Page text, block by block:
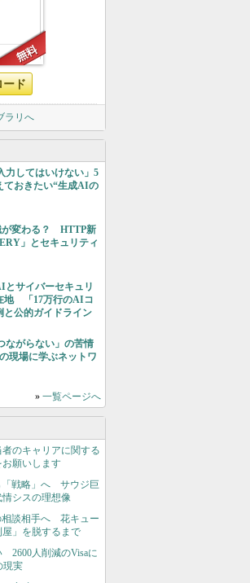
ード
ラリへ
力してはいけない」5
おきたい“生成AIの
が変わる？ HTTP新
」とセキュリティ
とサイバーセキュリ
地 「17万行のAIコ
と公的ガイドライン
ながらない」の苦情
現場に学ぶネットワ
» 一覧ページへ
のキャリアに関する
願いします
「戦略」へ サウジ巨
シスの理想像
相談相手へ 花キュー
」を脱するまで
2600人削減のVisaに
現実